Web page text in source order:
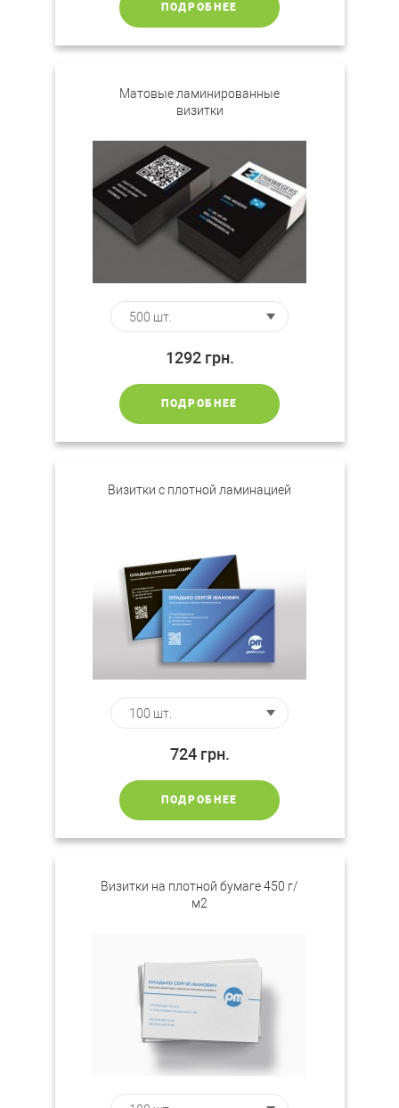
ПОДРОБНЕЕ
Матовые ламинированные
визитки
1292 грн.
ПОДРОБНЕЕ
Визитки c плотной ламинацией
724 грн.
ПОДРОБНЕЕ
Визитки на плотной бумаге 450 г/
м2